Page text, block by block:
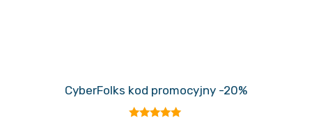
CyberFolks kod promocyjny -20%